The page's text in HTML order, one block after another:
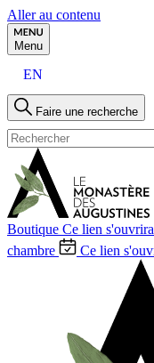
Aller au contenu
Menu
EN
Faire une recherche
Boutique Ce lien
chambre
Ce lien